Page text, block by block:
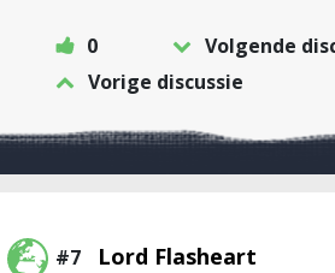
0
Volgende
Vorige discussie
#7 Lord Flasheart